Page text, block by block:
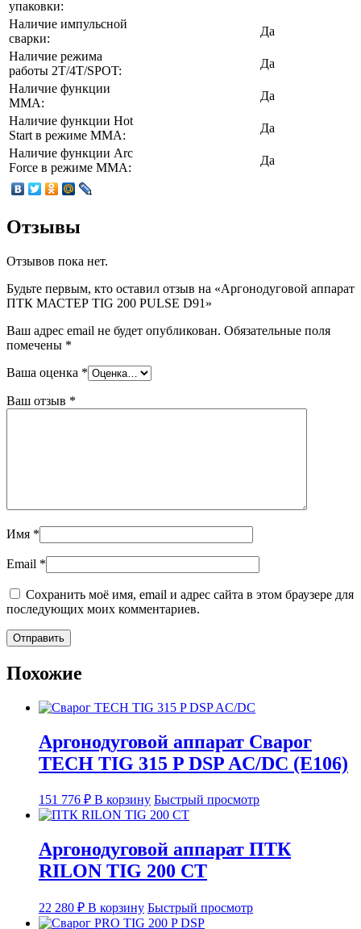
упаковки:
Наличие импульсной
сварки:
Да
Наличие режима
работы 2T/4T/SPOT:
Да
Наличие функции
MMA:
Да
Наличие функции Hot
Start в режиме MMA:
Да
Наличие функции Arc
Force в режиме MMA:
Да
Отзывы
Отзывов пока нет.
Будьте первым, кто оставил отзыв на «Аргонодуговой аппарат
ПТК МАСТЕР TIG 200 PULSE D91»
Ваш адрес email не будет опубликован. Обязательные поля
помечены *
Ваша оценка *
Ваш отзыв *
Имя *
Email *
Сохранить моё имя, email и адрес сайта в этом браузере для
последующих моих комментариев.
Похожие
Аргонодуговой аппарат Сварог
TECH TIG 315 P DSP AC/DC (E106)
151 776 ₽ В корзину Быстрый просмотр
Аргонодуговой аппарат ПТК
RILON TIG 200 CT
22 280 ₽ В корзину Быстрый просмотр